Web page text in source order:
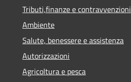
Tributi,finanze e contravvenzioni
Ambiente
Salute, benessere e assistenza
Autorizzazioni
Agricoltura e pesca